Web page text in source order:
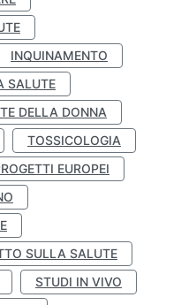
INQUINAMENTO
SALUTE
DELLA DONNA
TOSSICOLOGIA
EUROPEI
SULLA SALUTE
STUDI IN VIVO